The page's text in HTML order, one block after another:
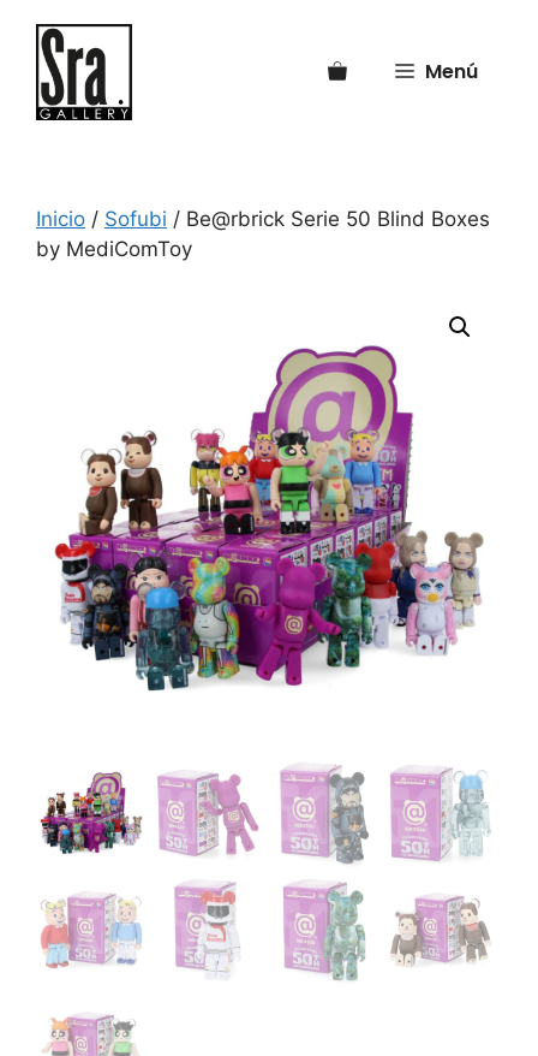
contenido
Menú
Inicio / Sofubi / Be@rbrick Serie 50 Blind Boxes
by MediComToy